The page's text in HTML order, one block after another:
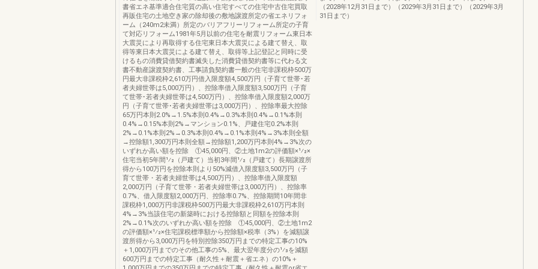
書省エネ基準適合住宅質の高い住宅すべての住宅中古住宅買取
再販住宅の土地空き家の除却後の敷地譲渡所定の省エネリフォ
ーム（240m2未満）所定のバリアフリーリフォーム所定の子育
て対応リフォーム1981年5月以前の住宅を耐震リフォーム東日本
大震災により再取得する住宅東日本大震災による建て替え、取
得等東日本大震災による建て替え、取得等上記登記と同時に受
けるもの消費貸借契約書滅失した消費貸借契約書等に代わる文
書不動産譲渡契約書、工事請負契約書一般の住宅非課税枠500万
円最大非課税枠2,610万円借入限度額4,500万円（子育て世帯･若
者夫婦世帯は5,000万円）、控除率借入限度額3,500万円（子育
て世帯･若者夫婦世帯は4,500万円）、控除率借入限度額2,000万
円（子育て世帯･若者夫婦世帯は3,000万円）、控除率最大控除
65万円本則2.0%→1.5%本則0.4%→0.3%本則0.4%→0.1%本則
0.4%→0.15%本則2%→マンション0.1%、戸建住宅0.2%本則
2%→0.1%本則2%→0.3%本則0.4%→0.1%本則4%→3%本則全額
→控除額1,300万円本則全額→控除額1,200万円本則4%→3%次の
いずれか高い額を控除 ①45,000円、②土地1m2の評価額×1⁄2×
住宅当初5年間1⁄2（戸建て）当初3年間1⁄2（戸建て）長期譲渡所
得から100万円を控除本則より50%減借入限度額3,500万円（子
育て世帯・若者夫婦世帯は4,500万円）、控除率借入限度額
2,000万円（子育て世帯・若者夫婦世帯は3,000万円）、控除率
0.7%、借入限度額2,000万円、控除率0.7%、控除期間10年間非
課税枠1,000万円非課税枠500万円最大非課税枠2,610万円本則
4%→3%当該住宅の新築時における控除額と同額を控除本則
2%→0.1%次のいずれか高い額を控除 ①45,000円、②土地1m2
の評価額×1⁄2×住宅課税標準額から控除額×税率（3%）を減額譲
渡所得から3,000万円を特別控除350万円までの特定工事の10%
＋1,000万円までのその他工事の5%、最大翌年度分の1⁄3を減額
600万円までの特定工事（耐久性＋耐震＋省エネ）の10%＋
（2028年12月31日まで）（2029年3月31日まで）（2029年3月
31日まで）